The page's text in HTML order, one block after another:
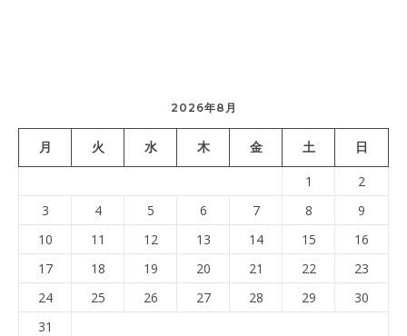
2026年8月
月 火 水 木 金 土 日
1
2
3
4 5 6 7 8
9
10
11 12 13 14 15
16
17
18 19 20 21 22
23
24
25 26 27 28 29
30
31